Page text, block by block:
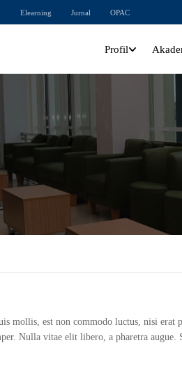
Elearning Jurnal OPAC
Profil
mollis, est non commodo luctus, nisi
Nulla vitae elit libero, a pharetra augue.